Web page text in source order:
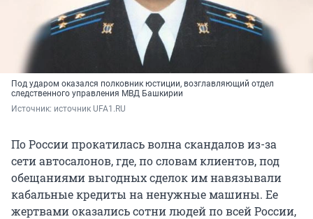
Под ударом оказался полковник юстиции, возглавляющий отдел
следственного управления МВД Башкирии
Источник: источник UFA1.RU
По России прокатилась волна скандалов из-за
сети автосалонов, где, по словам клиентов, под
обещаниями выгодных сделок им навязывали
кабальные кредиты на ненужные машины. Ее
жертвами оказались сотни людей по всей России,